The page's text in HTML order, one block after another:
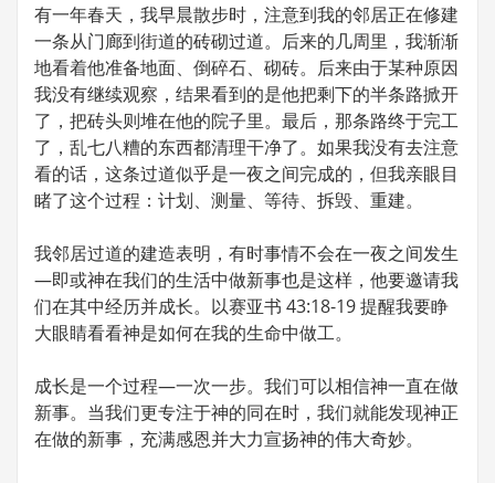
有一年春天，我早晨散步时，注意到我的邻居正在修建
一条从门廊到街道的砖砌过道。后来的几周里，我渐渐
地看着他准备地面、倒碎石、砌砖。后来由于某种原因
我没有继续观察，结果看到的是他把剩下的半条路掀开
了，把砖头则堆在他的院子里。最后，那条路终于完工
了，乱七八糟的东西都清理干净了。如果我没有去注意
看的话，这条过道似乎是一夜之间完成的，但我亲眼目
睹了这个过程：计划、测量、等待、拆毁、重建。
我邻居过道的建造表明，有时事情不会在一夜之间发生
—即或神在我们的生活中做新事也是这样，他要邀请我
们在其中经历并成长。以赛亚书 43:18-19 提醒我要睁
大眼睛看看神是如何在我的生命中做工。
成长是一个过程—一次一步。我们可以相信神一直在做
新事。当我们更专注于神的同在时，我们就能发现神正
在做的新事，充满感恩并大力宣扬神的伟大奇妙。